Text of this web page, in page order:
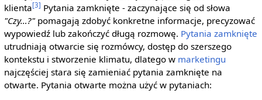
klienta[3] Pytania zamknięte - zaczynające się od słowa
"Czy…?"pomagają zdobyć konkretne informacje, precyzować
wypowiedź lub zakończyć długą rozmowę. Pytania zamknięte
utrudniają otwarcie się rozmówcy, dostęp do szerszego
kontekstu i stworzenie klimatu, dlatego w marketingu
najczęściej stara się zamieniać pytania zamknięte na
otwarte. Pytania otwarte można użyć w pytaniach: